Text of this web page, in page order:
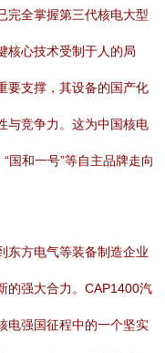
完全掌握第三代核电大型
核心技术受制于人的局
要支撑，其设备的国产化
与竞争力。这为中国核电
国和一号”等自主品牌走向
东方电气等装备制造企业
的强大合力。CAP1400汽
电强国征程中的一个坚实